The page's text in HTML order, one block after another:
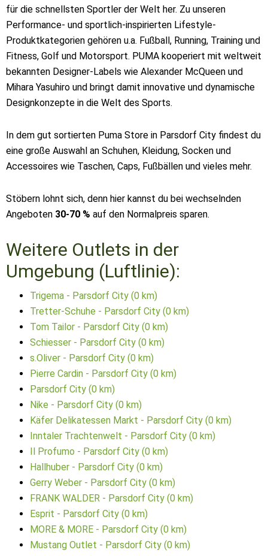
für die schnellsten Sportler der Welt her. Zu unseren
Performance- und sportlich-inspirierten Lifestyle-
Produktkategorien gehören u.a. Fußball, Running, Training und
Fitness, Golf und Motorsport. PUMA kooperiert mit weltweit
bekannten Designer-Labels wie Alexander McQueen und
Mihara Yasuhiro und bringt damit innovative und dynamische
Designkonzepte in die Welt des Sports.
In dem gut sortierten Puma Store in Parsdorf City findest du
eine große Auswahl an Schuhen, Kleidung, Socken und
Accessoires wie Taschen, Caps, Fußbällen und vieles mehr.
Stöbern lohnt sich, denn hier kannst du bei wechselnden
Angeboten 30-70 % auf den Normalpreis sparen.
Weitere Outlets in der
Umgebung (Luftlinie):
Trigema - Parsdorf City (0 km)
Tretter-Schuhe - Parsdorf City (0 km)
Tom Tailor - Parsdorf City (0 km)
Schiesser - Parsdorf City (0 km)
s.Oliver - Parsdorf City (0 km)
Pierre Cardin - Parsdorf City (0 km)
Parsdorf City (0 km)
Nike - Parsdorf City (0 km)
Käfer Delikatessen Markt - Parsdorf City (0 km)
Inntaler Trachtenwelt - Parsdorf City (0 km)
Il Profumo - Parsdorf City (0 km)
Hallhuber - Parsdorf City (0 km)
Gerry Weber - Parsdorf City (0 km)
FRANK WALDER - Parsdorf City (0 km)
Esprit - Parsdorf City (0 km)
MORE & MORE - Parsdorf City (0 km)
Mustang Outlet - Parsdorf City (0 km)